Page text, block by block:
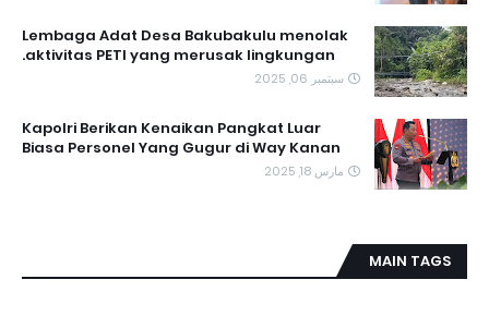
Lembaga Adat Desa Bakubakulu menolak
aktivitas PETI yang merusak lingkungan.
سبتمبر 06, 2025
Kapolri Berikan Kenaikan Pangkat Luar
Biasa Personel Yang Gugur di Way Kanan
مارس 18, 2025
MAIN TAGS